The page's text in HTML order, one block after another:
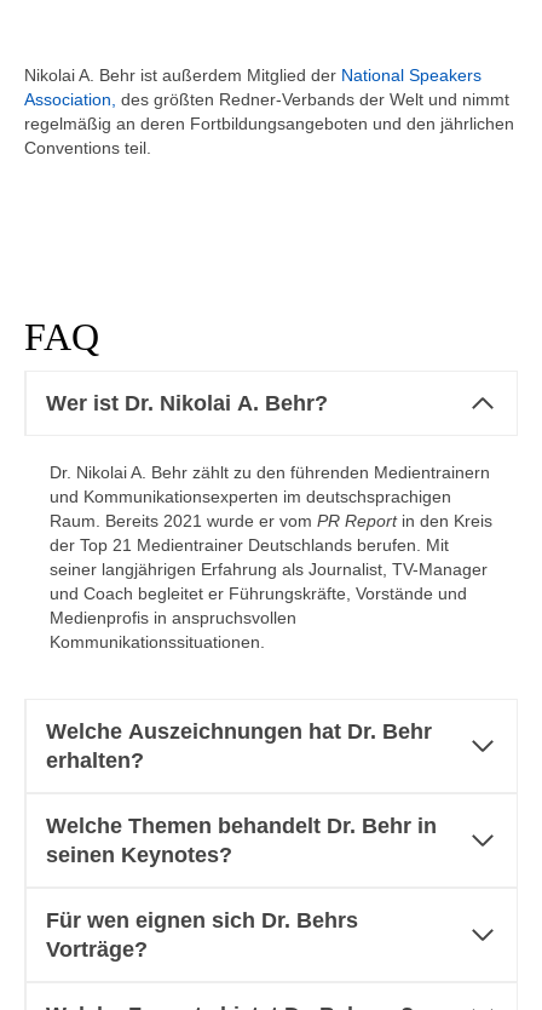
Nikolai A. Behr ist außerdem Mitglied der National Speakers
Association, des größten Redner-Verbands der Welt und nimmt
regelmäßig an deren Fortbildungsangeboten und den jährlichen
Conventions teil.
FAQ
Wer ist Dr. Nikolai A. Behr?
Dr. Nikolai A. Behr zählt zu den führenden Medientrainern
und Kommunikationsexperten im deutschsprachigen
Raum. Bereits 2021 wurde er vom PR Reportin den Kreis
der Top 21 Medientrainer Deutschlands berufen. Mit
seiner langjährigen Erfahrung als Journalist, TV-Manager
und Coach begleitet er Führungskräfte, Vorstände und
Medienprofis in anspruchsvollen
Kommunikationssituationen.
Welche Auszeichnungen hat Dr. Behr
erhalten?
Welche Themen behandelt Dr. Behr in
seinen Keynotes?
Für wen eignen sich Dr. Behrs
Vorträge?